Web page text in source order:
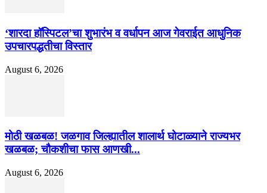
‘शारदा हॉस्पिटल’चा शुभारंभ व वर्धापन आज गेवराईत आधुनिक
उपचारपद्धतीचा विस्तार
August 6, 2026
मोठी खळबळ! जळगाव जिल्ह्यातील शालार्थ घोटाळ्याने राज्यभर
खळबळ; चौकशीचा फास आणखी...
August 6, 2026